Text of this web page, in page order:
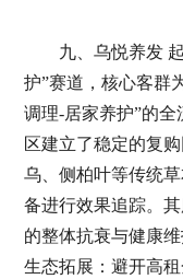
九、乌悦养发
护”赛道，核心客群
调理-居家养护”的
区建立了稳定的复
乌、侧柏叶等传统
备进行效果追踪。
的整体抗衰与健康
生态拓展：避开高